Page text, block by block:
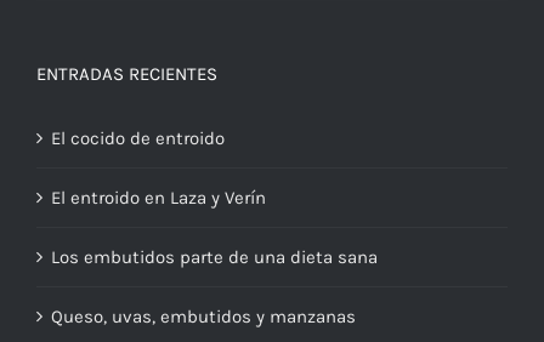
ENTRADAS RECIENTES
El cocido de entroido
El entroido en Laza y Verín
Los embutidos parte de una dieta sana
Queso, uvas, embutidos y manzanas